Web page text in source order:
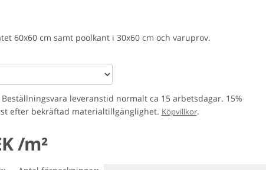
60x60 cm samt poolkant i 30x60 cm och varuprov.
leveranstid normalt ca 15 arbetsdagar. 15%
efter bekräftad materialtillgänglighet. Köpvillkor.
/m²